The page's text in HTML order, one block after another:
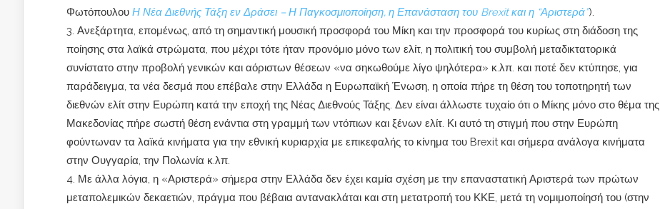
Φωτόπουλου Η Νέα Διεθνής Τάξη εν Δράσει – Η Παγκοσμιοποίηση, η Επανάσταση του Brexit και η “Αριστερά”).
Ανεξάρτητα, επομένως, από τη σημαντική μουσική προσφορά του Μίκη και την προσφορά του κυρίως στη διάδοση της
ποίησης στα λαϊκά στρώματα, που μέχρι τότε ήταν προνόμιο μόνο των ελίτ, η πολιτική του συμβολή μεταδικτατορικά
συνίστατο στην προβολή γενικών και αόριστων θέσεων «να σηκωθούμε λίγο ψηλότερα» κ.λπ. και ποτέ δεν κτύπησε, για
παράδειγμα, τα νέα δεσμά που επέβαλε στην Ελλάδα η Ευρωπαϊκή Ένωση, η οποία πήρε τη θέση του τοποτηρητή των
διεθνών ελίτ στην Ευρώπη κατά την εποχή της Νέας Διεθνούς Τάξης. Δεν είναι άλλωστε τυχαίο ότι ο Μίκης μόνο στο θέμα της
Μακεδονίας πήρε σωστή θέση ενάντια στη γραμμή των ντόπιων και ξένων ελίτ. Κι αυτό τη στιγμή που στην Ευρώπη
φούντωναν τα λαϊκά κινήματα για την εθνική κυριαρχία με επικεφαλής το κίνημα του Brexit και σήμερα ανάλογα κινήματα
στην Ουγγαρία, την Πολωνία κ.λπ.
Με άλλα λόγια, η «Αριστερά» σήμερα στην Ελλάδα δεν έχει καμία σχέση με την επαναστατική Αριστερά των πρώτων
μεταπολεμικών δεκαετιών, πράγμα που βέβαια αντανακλάται και στη μετατροπή του ΚΚΕ, μετά τη νομιμοποίησή του (στην